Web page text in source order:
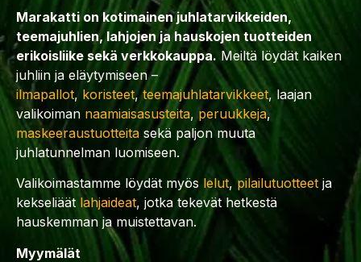
Marakatti on kotimainen juhlatarvikkeiden,
teemajuhlien, lahjojen ja hauskojen tuotteiden
erikoisliike sekä verkkokauppa. Meiltä löydät kaiken
juhliin ja eläytymiseen –
ilmapallot, koristeet,teemajuhlatarvikkeet, laajan
valikoiman naamiaisasusteita, peruukkeja,
maskeeraustuotteita sekä paljon muuta
juhlatunnelman luomiseen.
Valikoimastamme löydät myös lelut,pilailutuotteet ja
kekseliäät lahjaideat, jotka tekevät hetkestä
hauskemman ja muistettavan.
Myymälät